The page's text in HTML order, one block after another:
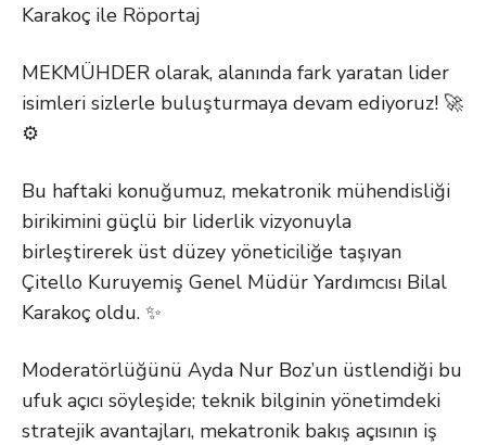
Karakoç ile Röportaj
MEKMÜHDER olarak, alanında fark yaratan lider
isimleri sizlerle buluşturmaya devam ediyoruz! 🚀
⚙️
Bu haftaki konuğumuz, mekatronik mühendisliği
birikimini güçlü bir liderlik vizyonuyla
birleştirerek üst düzey yöneticiliğe taşıyan
Çitello Kuruyemiş Genel Müdür Yardımcısı Bilal
Karakoç oldu. ✨
Moderatörlüğünü Ayda Nur Boz’un üstlendiği bu
ufuk açıcı söyleşide; teknik bilginin yönetimdeki
stratejik avantajları, mekatronik bakış açısının iş